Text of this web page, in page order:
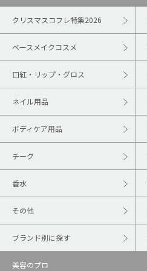
クリスマスコフレ特集2026
ベースメイクコスメ
口紅・リップ・グロス
ネイル用品
ボディケア用品
チーク
香水
その他
ブランド別に探す
美容のプロ